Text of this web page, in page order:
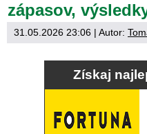
zápasov,
31.05.2026 23:06 | Autor:
Získaj